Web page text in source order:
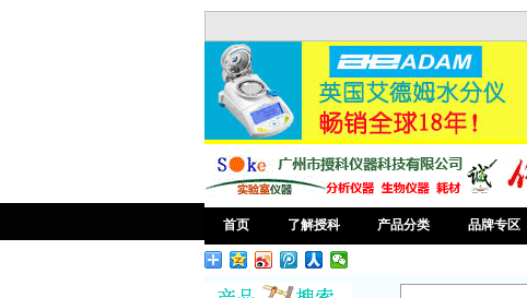
首页 了解授科 产品分类 品牌专区